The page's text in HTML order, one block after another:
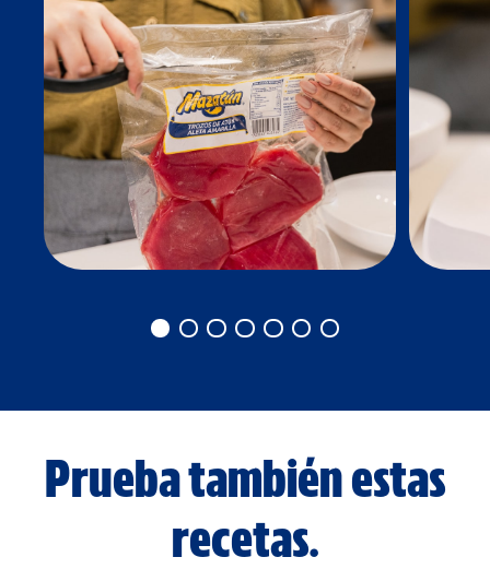
Prueba también estas
recetas.